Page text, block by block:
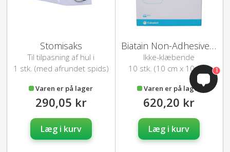
Stomisaks
Til tilpasning af hul i
stomibandager
1 stk. (med afrundet spids)
Varen er på lager
290,05 kr
Læg i kurv
Biatain Non-Adhesive Bandage (10x10cm)
Ikke-klæbende
skumbandage
10 stk. (10 cm x 10 cm)
Varen er på lager
620,20 kr
Læg i kurv
1